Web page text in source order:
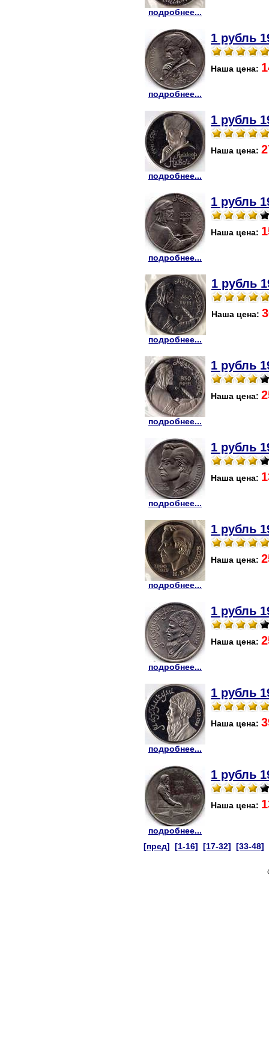
подробнее...
подробнее...
1 рубль
Наша цена:
подробнее...
1 рубль
Наша цена:
подробнее...
1 рубль
Наша цена:
подробнее...
1 рубль
Наша цена:
подробнее...
1 рубль
Наша цена:
подробнее...
1 рубль
Наша цена:
подробнее...
1 рубль
Наша цена:
подробнее...
1 рубль
Наша цена:
подробнее...
1 рубль
Наша цена:
подробнее...
1 рубль
Наша цена:
[пред] [1-16] [17-32] [33-48]